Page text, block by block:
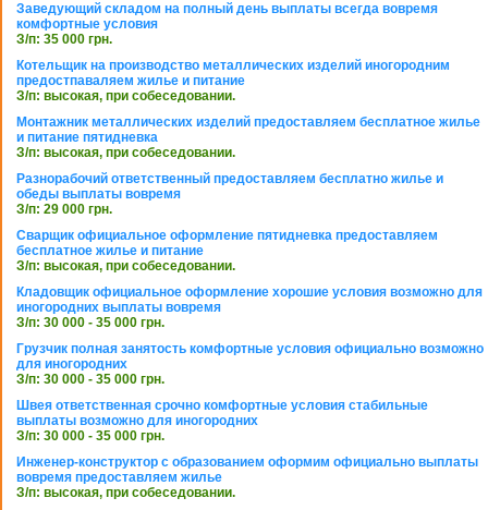
Заведующий складом на полный день выплаты всегда вовремя
комфортные условия
З/п: 35 000 грн.
Котельщик на производство металлических изделий иногородним
предостпаваляем жилье и питание
З/п: высокая, при собеседовании.
Монтажник металлических изделий предоставляем бесплатное жилье
и питание пятидневка
З/п: высокая, при собеседовании.
Разнорабочий ответственный предоставляем бесплатно жилье и
обеды выплаты вовремя
З/п: 29 000 грн.
Сварщик официальное оформление пятидневка предоставляем
бесплатное жилье и питание
З/п: высокая, при собеседовании.
Кладовщик официальное оформление хорошие условия возможно для
иногородних выплаты вовремя
З/п: 30 000 - 35 000 грн.
Грузчик полная занятость комфортные условия официально возможно
для иногородних
З/п: 30 000 - 35 000 грн.
Швея ответственная срочно комфортные условия стабильные
выплаты возможно для иногородних
З/п: 30 000 - 35 000 грн.
Инженер-конструктор с образованием оформим официально выплаты
вовремя предоставляем жилье
З/п: высокая, при собеседовании.